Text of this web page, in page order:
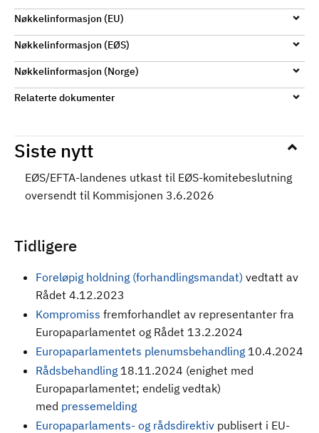
Nøkkelinformasjon (EU)
Nøkkelinformasjon (EØS)
Nøkkelinformasjon (Norge)
Relaterte dokumenter
Siste nytt
EØS/EFTA-landenes utkast til EØS-komitebeslutning
oversendt til Kommisjonen 3.6.2026
Tidligere
Foreløpig holdning (forhandlingsmandat) vedtatt av
Rådet 4.12.2023
Kompromiss fremforhandlet av representanter fra
Europaparlamentet og Rådet 13.2.2024
Europaparlamentets plenumsbehandling 10.4.2024
Rådsbehandling 18.11.2024 (enighet med
Europaparlamentet; endelig vedtak)
med pressemelding
Europaparlaments- og rådsdirektiv publisert i EU-